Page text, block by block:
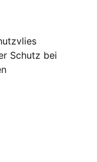
Schutz bei